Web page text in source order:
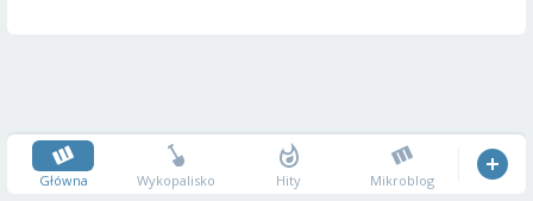
Główna Wykopalisko Hity Mikroblog